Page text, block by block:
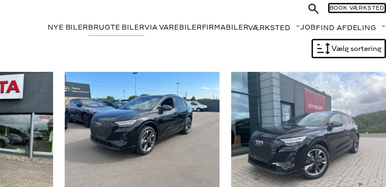
NYE BILER BRUGTE BILERVIA VAREBILER FIRMABILERVÆRKSTED Fold undermenu ud
JOB FIND AFDELING
BOOK VÆRKSTED
Vælg sortering